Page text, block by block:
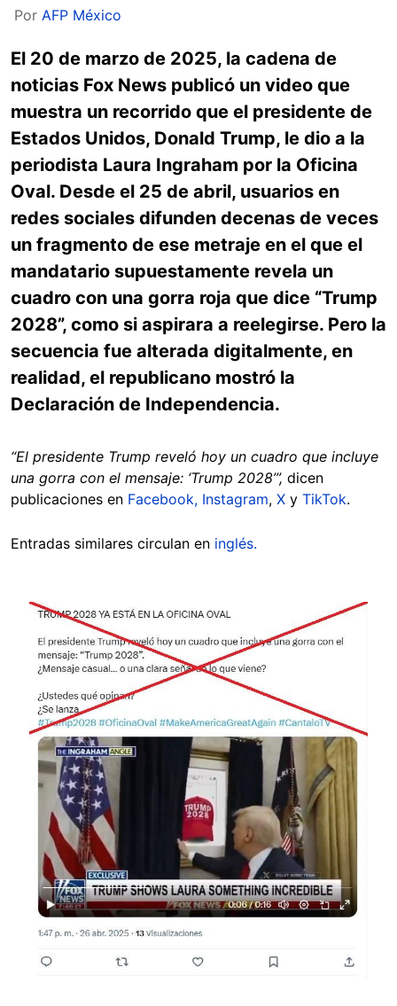
Por AFP México
El 20 de marzo de 2025, la cadena de
noticias Fox News publicó un video que
muestra un recorrido que el presidente de
Estados Unidos, Donald Trump, le dio a la
periodista Laura Ingraham por la Oficina
Oval. Desde el 25 de abril, usuarios en
redes sociales difunden decenas de veces
un fragmento de ese metraje en el que el
mandatario supuestamente revela un
cuadro con una gorra roja que dice “Trump
2028”, como si aspirara a reelegirse. Pero la
secuencia fue alterada digitalmente, en
realidad, el republicano mostró la
Declaración de Independencia.
“El presidente Trump reveló hoy un cuadro que incluye
una gorra con el mensaje: ‘Trump 2028’”, dicen
publicaciones en Facebook, Instagram, X y TikTok.
Entradas similares circulan en inglés.
Image